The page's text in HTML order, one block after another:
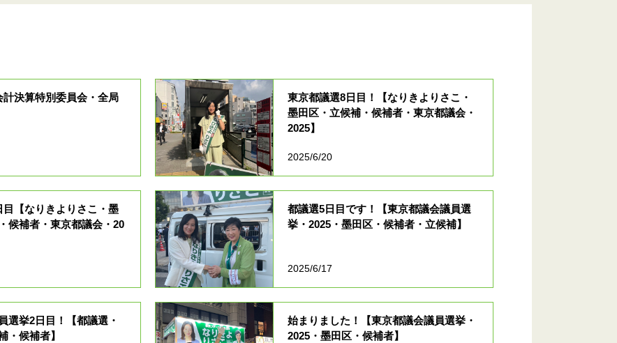
計決算特別委員会・全局
東京都議選8日目！【なりきよりさこ・
墨田区・立候補・候補者・東京都議会・
2025】
2025/6/20
目【なりきよりさこ・墨
候補者・東京都議会・20
都議選5日目です！【東京都議会議員選
挙・2025・墨田区・候補者・立候補】
2025/6/17
選挙2日目！【都議選・
・候補者】
始まりました！【東京都議会議員選挙・
2025・墨田区・候補者】